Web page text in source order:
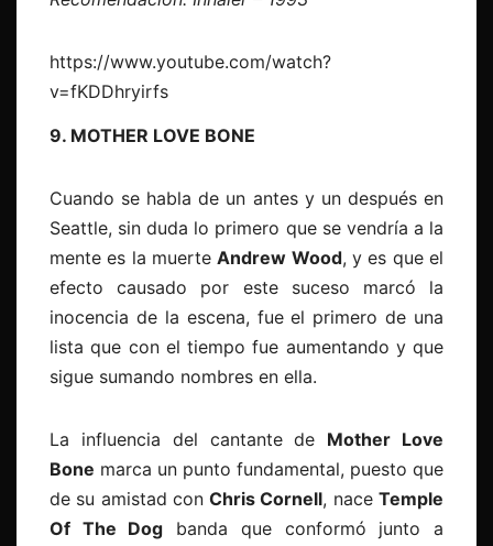
https://www.youtube.com/watch?
v=fKDDhryirfs
9. MOTHER LOVE BONE
Cuando se habla de un antes y un después en
Seattle, sin duda lo primero que se vendría a la
mente es la muerteAndrew Wood, y es que el
efecto causado por este suceso marcó la
inocencia de la escena, fue el primero de una
lista que con el tiempo fue aumentando y que
sigue sumando nombres en ella.
La influencia del cantante de Mother Love
Bone marca un punto fundamental, puesto que
de su amistad conChris Cornell, naceTemple
Of The Dog banda que conformó junto a